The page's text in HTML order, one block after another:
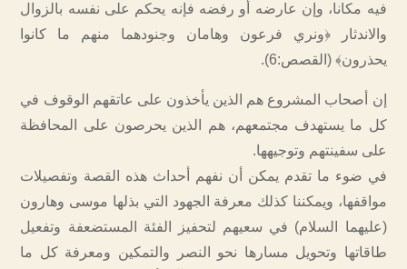
فيه مكانا، وإن عارضه أو رفضه فإنه يحكم على نفسه بالزوال
والاندثار ﴿ونري فرعون وهامان وجنودهما منهم ما كانوا
يحذرون﴾ (القصص:6).
إن أصحاب المشروع هم الذين يأخذون على عاتقهم الوقوف في
كل ما يستهدف مجتمعهم، هم الذين يحرصون على المحافظة
على سفينتهم وتوجيهها.
في ضوء ما تقدم يمكن أن نفهم أحداث هذه القصة وتفصيلات
مواقفها، ويمكننا كذلك معرفة الجهود التي بذلها موسى وهارون
(عليهما السلام) في سعيهم لتحفيز الفئة المستضعفة وتفعيل
طاقاتها وتحويل مسارها نحو النصر والتمكين ومعرفة كل ما